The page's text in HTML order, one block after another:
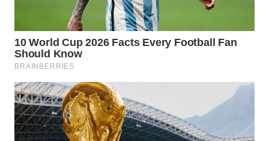
WN
DANAU
TOBA
WN
NIAS